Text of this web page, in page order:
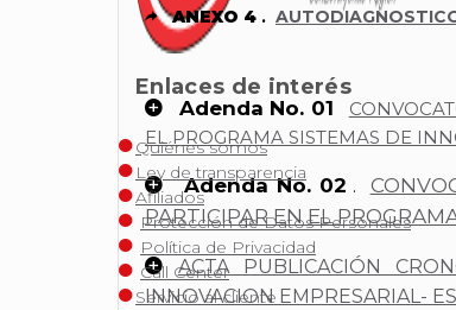
ANEXO 4 .
Adenda No. 01
EL PROGRAMA SISTEMAS DE
Adenda No. 02 .
PARTICIPAR EN EL
ACTA PUBLICACIÓN
INNOVACION EMPRESARIAL-
Enlaces de interés
Quiénes somos
Ley de transparencia
Afiliados
Protección de Datos Personales
Política de Privacidad
Call Center
Servicio al cliente